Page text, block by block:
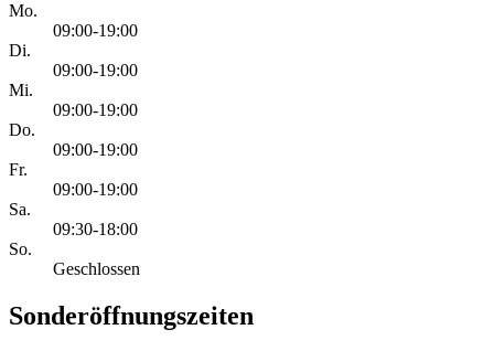
Mo.
09:00-19:00
Di.
09:00-19:00
Mi.
09:00-19:00
Do.
09:00-19:00
Fr.
09:00-19:00
Sa.
09:30-18:00
So.
Geschlossen
Sonderöffnungszeiten